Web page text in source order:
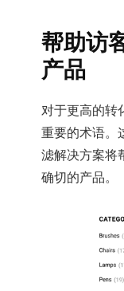
帮助访
产品
对于更高的转
重要的术语。
滤解决方案将
确切的产品。